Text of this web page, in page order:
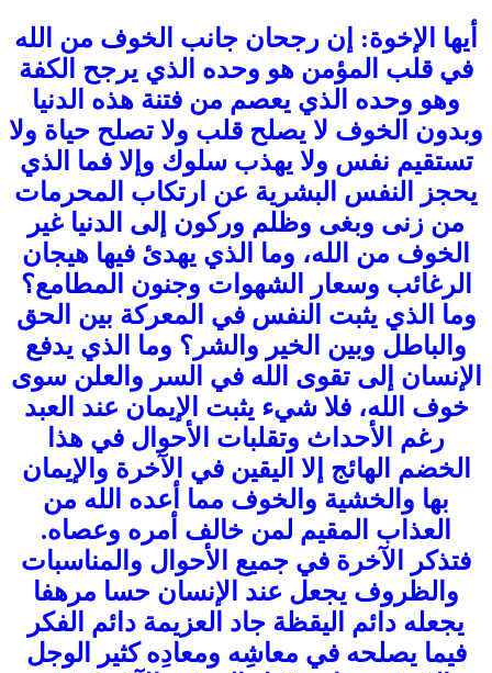
أيها الإخوة: إن رجحان جانب الخوف من الله
في قلب المؤمن هو وحده الذي يرجح الكفة
وهو وحده الذي يعصم من فتنة هذه الدنيا
وبدون الخوف لا يصلح قلب ولا تصلح حياة ولا
تستقيم نفس ولا يهذب سلوك وإلا فما الذي
يحجز النفس البشرية عن ارتكاب المحرمات
من زنى وبغى وظلم وركون إلى الدنيا غير
الخوف من الله، وما الذي يهدئ فيها هيجان
الرغائب وسعار الشهوات وجنون المطامع؟
وما الذي يثبت النفس في المعركة بين الحق
والباطل وبين الخير والشر؟ وما الذي يدفع
الإنسان إلى تقوى الله في السر والعلن سوى
خوف الله، فلا شيء يثبت الإيمان عند العبد
رغم الأحداث وتقلبات الأحوال في هذا
الخضم الهائج إلا اليقين في الآخرة والإيمان
بها والخشية والخوف مما أعده الله من
العذاب المقيم لمن خالف أمره وعصاه.
فتذكر الآخرة في جميع الأحوال والمناسبات
والظروف يجعل عند الإنسان حسا مرهفا
يجعله دائم اليقظة جاد العزيمة دائم الفكر
فيما يصلحه في معاشِه ومعادِه كثير الوجل